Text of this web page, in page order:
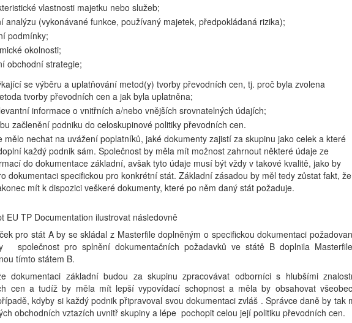
vlastnosti majetku nebo služeb;
analýzu (vykonávané funkce, používaný majetek, předpokládaná rizika);
podmínky;
okolnosti;
obchodní strategie;
se výběru a uplatňování metod(y) tvorby převodních cen, tj. proč byla zvolena
tvorby převodních cen a jak byla uplatněna;
informace o vnitřních a/nebo vnějších srovnatelných údajích;
začlenění podniku do celoskupinové politiky převodních cen.
mělo nechat na uvážení poplatníků, jaké dokumenty zajistí za skupinu jako celek a které
každý podnik sám. Společnost by měla mít možnost zahrnout některé údaje ze
do dokumentace základní, avšak tyto údaje musí být vždy v takové kvalitě, jako by
dokumentaci specifickou pro konkrétní stát. Základní zásadou by měl tedy zůstat fakt, že
mít k dispozici veškeré dokumenty, které po něm daný stát požaduje.
EU TP Documentation ilustrovat následovně
pro stát A by se skládal z Masterfile doplněným o specifickou dokumentaci
společnost pro splnění dokumentačních požadavků ve státě B doplnila
tímto státem B.
dokumentaci základní budou za skupinu zpracovávat odborníci s hlubšími
cen a tudíž by měla mít lepší vypovídací schopnost a měla by obsahovat
kdyby si každý podnik připravoval svou dokumentaci zvláš . Správce daně by tak
obchodních vztazích uvnitř skupiny a lépe pochopit celou její politiku převodních cen.